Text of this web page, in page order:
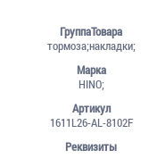
ГруппаТовара
тормоза;накладки;
Марка
HINO;
Артикул
1611L26-AL-8102F
Реквизиты